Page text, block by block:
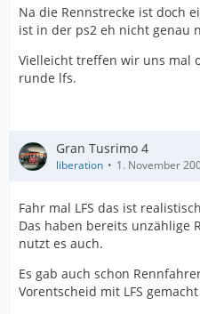
Na die Rennstrecke ist doch
ist in der ps2 eh nicht genau
Vielleicht treffen wir uns mal
runde lfs.
Gran Tusrimo 4
liberation 1. November
Fahr mal LFS das ist
Das haben bereits unzählige
nutzt es auch.
Es gab auch schon
Vorentscheid mit LFS